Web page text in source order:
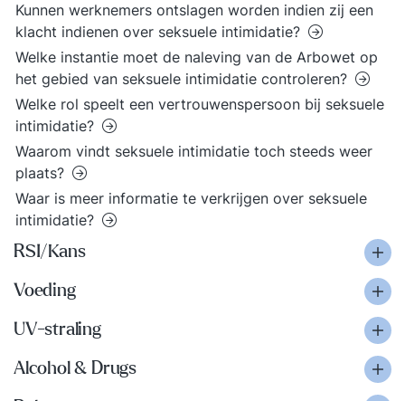
Kunnen werknemers ontslagen worden indien zij een
klacht indienen over seksuele intimidatie?
Welke instantie moet de naleving van de Arbowet op
het gebied van seksuele intimidatie controleren?
Welke rol speelt een vertrouwenspersoon bij seksuele
intimidatie?
Waarom vindt seksuele intimidatie toch steeds weer
plaats?
Waar is meer informatie te verkrijgen over seksuele
intimidatie?
RSI/Kans
Voeding
UV-straling
Alcohol & Drugs